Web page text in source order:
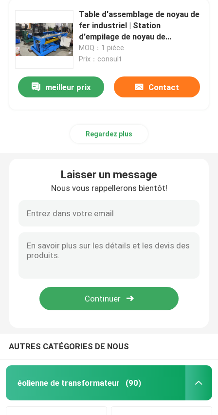
Table d'assemblage de noyau de
fer industriel | Station
d'empilage de noyau de
transformateur de précision
MOQ：1 pièce
Prix：consult
meilleur prix Contact
Regardez plus
Laisser un message
Nous vous rappellerons bientôt!
AUTRES CATÉGORIES DE NOUS
éolienne de transformateur (90)